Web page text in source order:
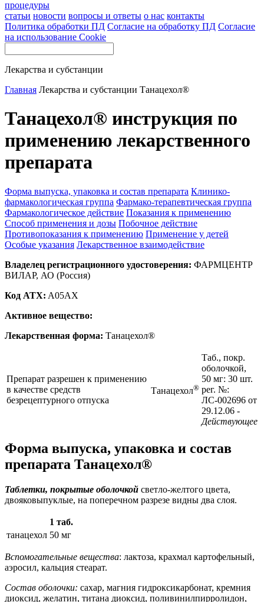
процедуры
статьи новости вопросы и ответы о нас контакты
Политика обработки ПД Согласие на обработку ПД Согласие
на использование Cookie
Лекарства и субстанции
Главная Лекарства и субстанции Танацехол®
Танацехол® инструкция по
применению лекарственного
препарата
Форма выпуска, упаковка и состав препарата Клинико-
фармакологическая группа Фармако-терапевтическая группа
Фармакологическое действие Показания к применению
Способ применения и дозы Побочное действие
Противопоказания к применению Применение у детей
Особые указания Лекарственное взаимодействие
Владелец регистрационного удостоверения: ФАРМЦЕНТР
ВИЛАР, АО (Россия)
Код ATX: A05AX
Активное вещество:
Лекарственная форма: Танацехол®
Препарат разрешен к применению
в качестве средств
безрецептурного отпуска
Танацехол®
Таб., покр.
оболочкой,
50 мг: 30 шт.
рег. №:
ЛС-002696 от
29.12.06 -
Действующее
Форма выпуска, упаковка и состав
препарата Танацехол®
Таблетки, покрытые оболочкой светло-желтого цвета,
двояковыпуклые, на поперечном разрезе видны два слоя.
1 таб.
танацехол 50 мг
Вспомогательные вещества: лактоза, крахмал картофельный,
аэросил, кальция стеарат.
Состав оболочки: сахар, магния гидроксикарбонат, кремния
диоксид, желатин, титана диоксид, поливинилпирролидон,